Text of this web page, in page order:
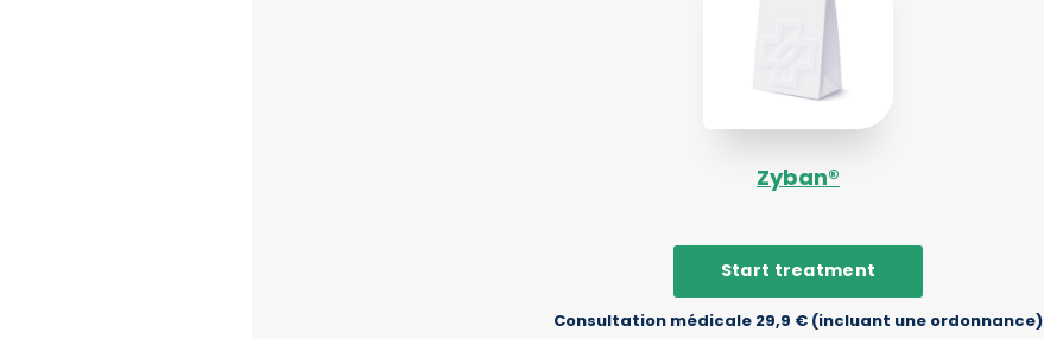
Zyban®
Start treatment
Consultation médicale 29,9 € (incluant une ordonnance)